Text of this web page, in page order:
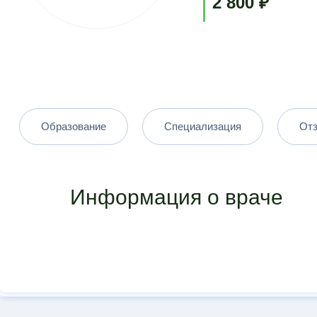
Образование Специализация
Информация о враче